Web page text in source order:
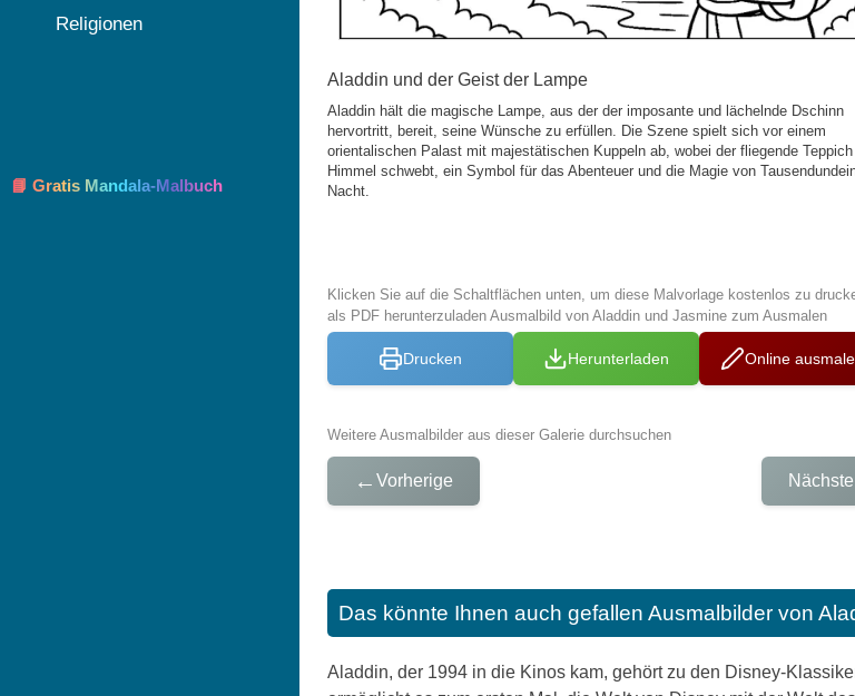
Aladdin und der Geist der Lampe
Aladdin hält die magische Lampe, aus der der imposante und lächelnde Dschinn
hervortritt, bereit, seine Wünsche zu erfüllen. Die Szene spielt sich vor einem
orientalischen Palast mit majestätischen Kuppeln ab, wobei der fliegende Teppich
Himmel schwebt, ein Symbol für das Abenteuer und die Magie von
Nacht.
Klicken Sie auf die Schaltflächen unten, um diese Malvorlage kostenlos zu
als PDF herunterzuladen Ausmalbild von Aladdin und Jasmine zum Ausmalen
Drucken Herunterladen Online
Weitere Ausmalbilder aus dieser Galerie durchsuchen
← Vorherige Nächste
Das könnte Ihnen auch gefallen Ausmalbilder von
Aladdin, der 1994 in die Kinos kam, gehört zu den Disney-
Religionen
📘 Gratis Mandala-Malbuch